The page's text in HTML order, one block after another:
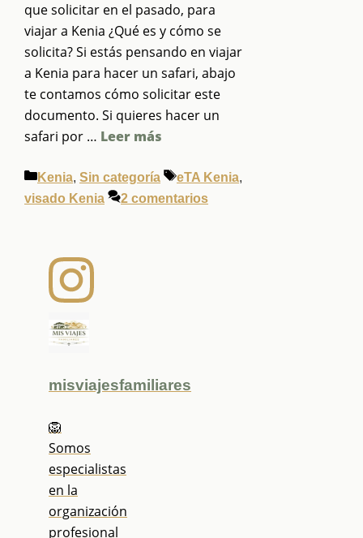
que solicitar en el pasado, para
viajar a Kenia ¿Qué es y cómo se
solicita? Si estás pensando en viajar
a Kenia para hacer un safari, abajo
te contamos cómo solicitar este
documento. Si quieres hacer un
safari por … Leer más
Categorías
Kenia, Sin categoría Etiquetas
eTA Kenia,
visado Kenia
2 comentarios
misviajesfamiliares
🦁
Somos
especialistas
en la
organización
profesional